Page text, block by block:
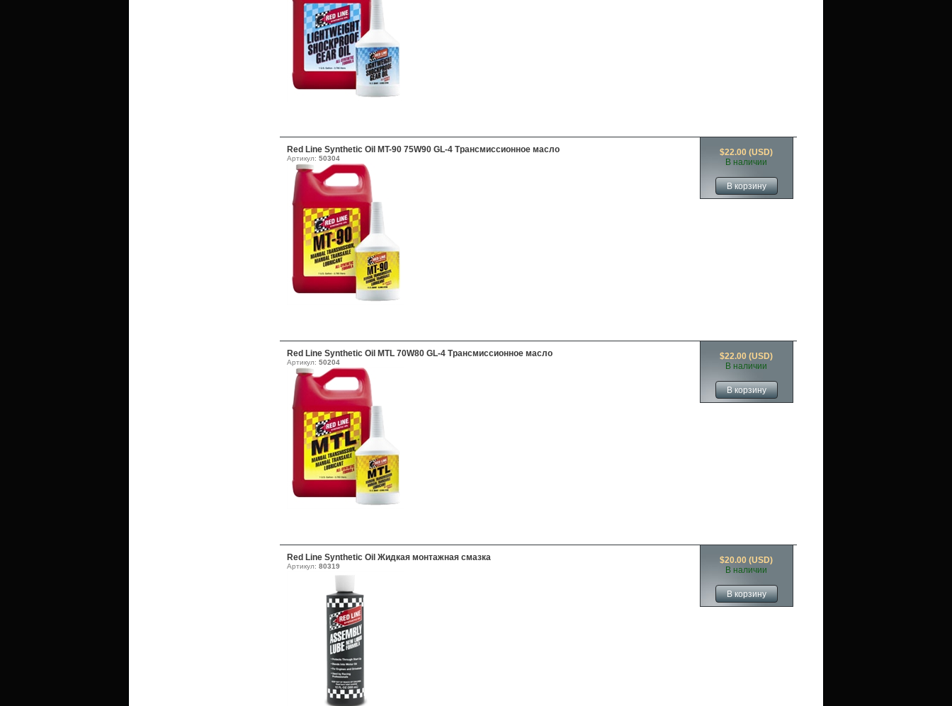
Red Line Synthetic Oil MT-90 75W90 GL-4 Трансмиссионное масло
Артикул: 50304
$22.00 (USD)
В наличии
Red Line Synthetic Oil MTL 70W80 GL-4 Трансмиссионное масло
Артикул: 50204
$22.00 (USD)
В наличии
Red Line Synthetic Oil Жидкая монтажная смазка
Артикул: 80319
$20.00 (USD)
В наличии